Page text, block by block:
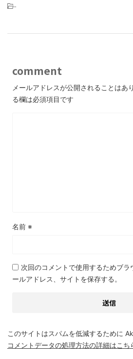
-
comment
メールアドレスが公開されることはあ
る欄は必須項目です
名前 ※
次回のコメントで使用するためブラ
ールアドレス、サイトを保存する。
このサイトはスパムを低減するために
コメントデータの処理方法の詳細はこち